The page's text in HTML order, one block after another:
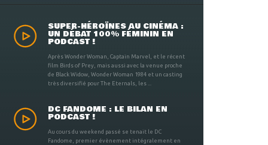
SUPER-HÉROÏNES AU CINÉMA :
UN DÉBAT 100% FÉMININ EN
PODCAST !
Après Wonder Woman, Captain Marvel, et le récent
film Birds of Prey, mais aussi avec la venue proche
de Black Widow, Wonder Woman 1984 et un casting
très diversifié pour The Eternals, les ...
DC FANDOME : LE BILAN EN
PODCAST !
Au cours du weekend passé se tenait le DC
Fandome, premier évènement intégralement en